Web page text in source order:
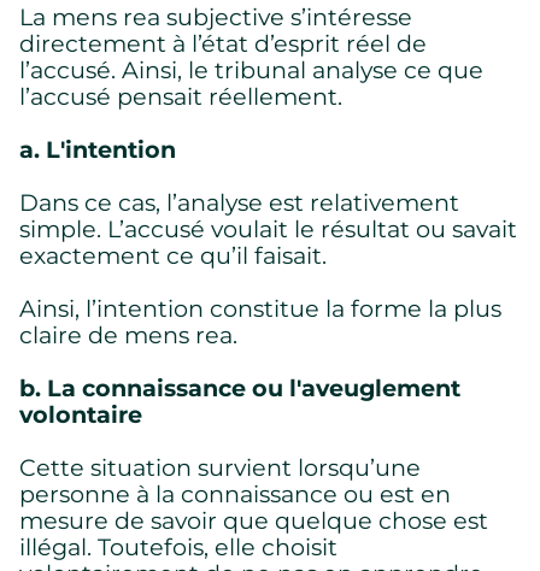
La mens rea subjective s’intéresse
directement à l’état d’esprit réel de
l’accusé. Ainsi, le tribunal analyse ce que
l’accusé pensait réellement.
a. L'intention
Dans ce cas, l’analyse est relativement
simple. L’accusé voulait le résultat ou savait
exactement ce qu’il faisait.
Ainsi, l’intention constitue la forme la plus
claire de mens rea.
b. La connaissance ou l'aveuglement
volontaire
Cette situation survient lorsqu’une
personne à la connaissance ou est en
mesure de savoir que quelque chose est
illégal. Toutefois, elle choisit